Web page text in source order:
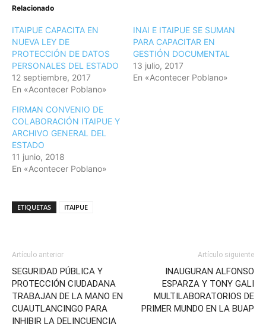
Relacionado
ITAIPUE CAPACITA EN
NUEVA LEY DE
PROTECCIÓN DE DATOS
PERSONALES DEL ESTADO
12 septiembre, 2017
En «Acontecer Poblano»
INAI E ITAIPUE SE SUMAN
PARA CAPACITAR EN
GESTIÓN DOCUMENTAL
13 julio, 2017
En «Acontecer Poblano»
FIRMAN CONVENIO DE
COLABORACIÓN ITAIPUE Y
ARCHIVO GENERAL DEL
ESTADO
11 junio, 2018
En «Acontecer Poblano»
ETIQUETAS ITAIPUE
Artículo anterior
SEGURIDAD PÚBLICA Y
PROTECCIÓN CIUDADANA
TRABAJAN DE LA MANO EN
CUAUTLANCINGO PARA
INHIBIR LA DELINCUENCIA
Artículo siguiente
INAUGURAN ALFONSO
ESPARZA Y TONY GALI
MULTILABORATORIOS DE
PRIMER MUNDO EN LA BUAP